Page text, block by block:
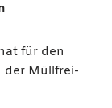
für den
der Müllfrei-